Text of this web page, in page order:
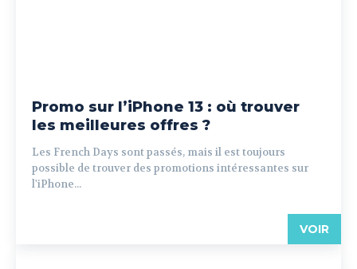
Promo sur l’iPhone 13 : où trouver
les meilleures offres ?
Les French Days sont passés, mais il est toujours
possible de trouver des promotions intéressantes sur
l'iPhone...
VOIR